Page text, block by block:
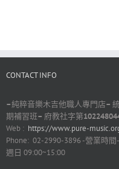
CONTACT INFO
–純粹音樂木吉他職人專門店–
期補習班– 府教社字第
Web : https://www.pure-
Phone: 02-2990-3896 -營業時
週日 09:00~15:00